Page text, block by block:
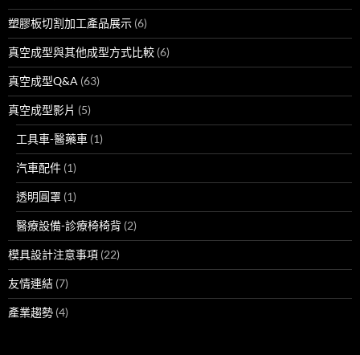
塑膠板切割加工產品展示 (6)
真空成型與其他成型方式比較 (6)
真空成型Q&A (63)
真空成型影片 (5)
工具車-醫藥車 (1)
汽車配件 (1)
透明圓罩 (1)
醫療設備-診療椅椅背 (2)
模具設計注意事項 (22)
友情連結 (7)
產業趨勢 (4)